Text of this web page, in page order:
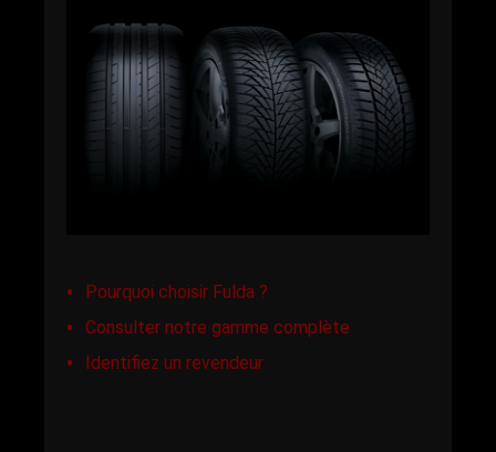
Pourquoi choisir Fulda ?
Consulter notre gamme complète
Identifiez un revendeur